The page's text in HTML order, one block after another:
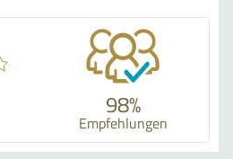
98%
Empfehlungen